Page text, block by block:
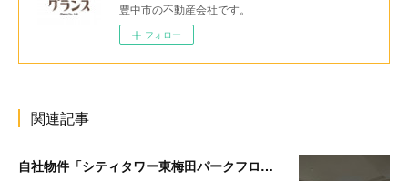
豊中市の不動産会社です。
フォロー
関連記事
自社物件「シティタワー東梅田パークフロント」ご成約いただきました！